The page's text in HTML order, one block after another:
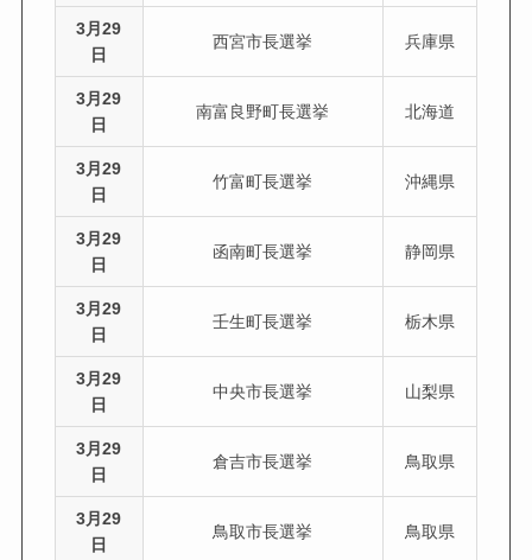
3月29
日
西宮市長選挙 兵庫県
3月29
日
南富良野町長選挙 北海道
3月29
日
竹富町長選挙 沖縄県
3月29
日
函南町長選挙 静岡県
3月29
日
壬生町長選挙 栃木県
3月29
日
中央市長選挙 山梨県
3月29
日
倉吉市長選挙 鳥取県
3月29
日
鳥取市長選挙 鳥取県